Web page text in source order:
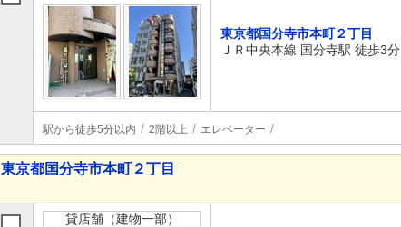
東京都国分寺市本町２丁目
ＪＲ中央本線 国分寺駅 徒歩3分
駅から徒歩5分以内 2階以上 エレベーター
東京都国分寺市本町２丁目
貸店舗（建物一部）